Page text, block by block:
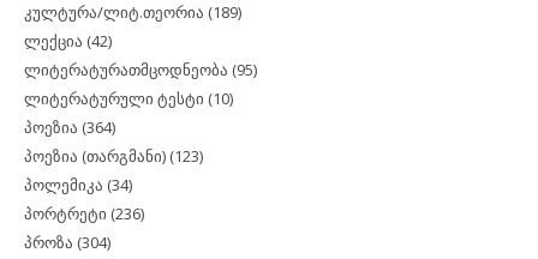
კულტურა/ლიტ.თეორია (189)
ლექცია (42)
ლიტერატურათმცოდნეობა (95)
ლიტერატურული ტესტი (10)
პოეზია (364)
პოეზია (თარგმანი) (123)
პოლემიკა (34)
პორტრეტი (236)
პროზა (304)